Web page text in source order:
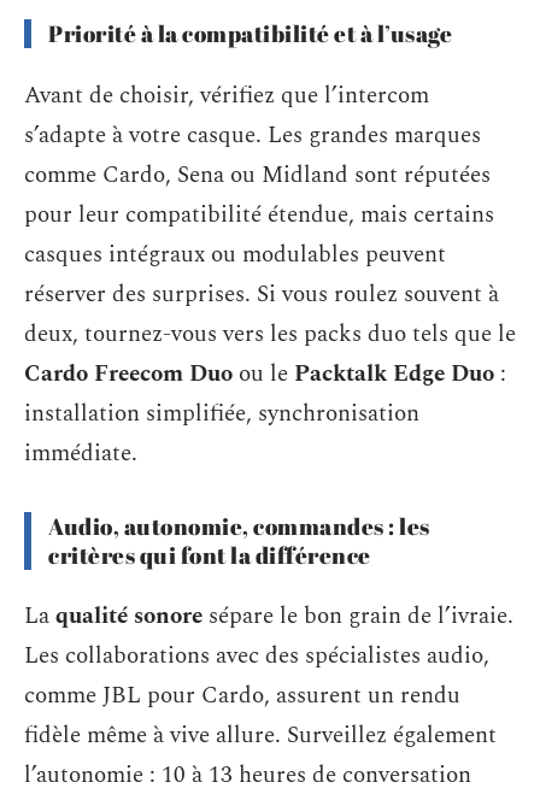
Priorité à la compatibilité et à l’usage
Avant de choisir, vérifiez que l’intercom
s’adapte à votre casque. Les grandes marques
comme Cardo, Sena ou Midland sont réputées
pour leur compatibilité étendue, mais certains
casques intégraux ou modulables peuvent
réserver des surprises. Si vous roulez souvent à
deux, tournez-vous vers les packs duo tels que le
Cardo Freecom Duo ou le Packtalk Edge Duo :
installation simplifiée, synchronisation
immédiate.
Audio, autonomie, commandes : les
critères qui font la différence
Laqualité sonore sépare le bon grain de l’ivraie.
Les collaborations avec des spécialistes audio,
comme JBL pour Cardo, assurent un rendu
fidèle même à vive allure. Surveillez également
l’autonomie : 10 à 13 heures de conversation